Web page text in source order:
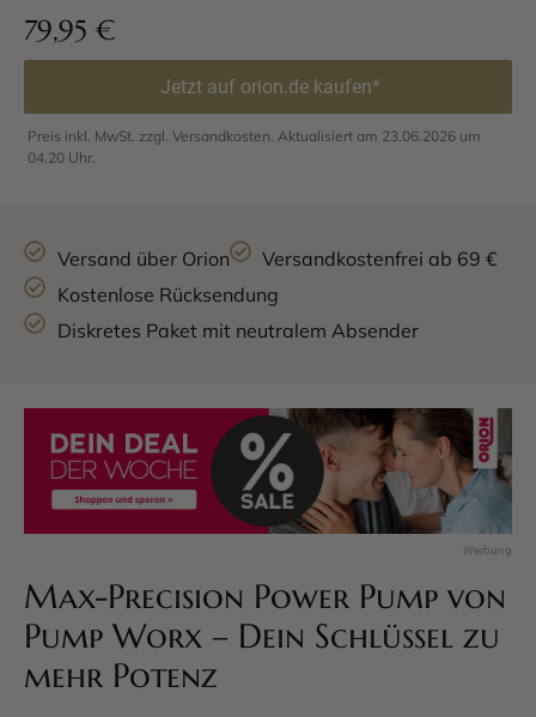
79,95 €
Jetzt auf orion.de kaufen*
Preis inkl. MwSt. zzgl. Versandkosten. Aktualisiert am 23.06.2026 um
04.20 Uhr.
Versand über Orion
Versandkostenfrei ab 69 €
Kostenlose Rücksendung
Diskretes Paket mit neutralem Absender
Max-Precision Power Pump von
Pump Worx – Dein Schlüssel zu
mehr Potenz